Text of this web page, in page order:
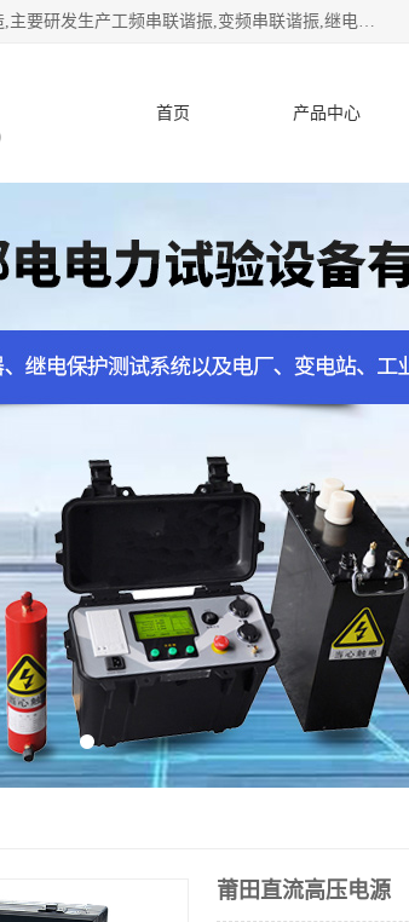
武汉鄂电电力试验设备有限公司专门从事电力电气设备和仪器仪表的设计与制造,主要研发生产工频串联谐振,变频串联谐振,继电保护测试仪,电缆故障测试仪,直流电阻测试仪,接地电阻测试仪等一百多种高品质产品.坚持奉行"质量一,客户至上"的服务宗旨。
首页 产品中心
莆田直流高压电源